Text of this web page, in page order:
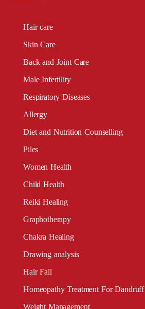
Hair care
Skin Care
Back and Joint Care
Male Infertility
Respiratory Diseases
Allergy
Diet and Nutrition Counselling
Piles
Women Health
Child Health
Reiki Healing
Graphotherapy
Chakra Healing
Drawing analysis
Hair Fall
Homeopathy Treatment For Dandruff
Weight Management